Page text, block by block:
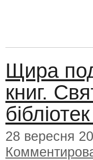
Щира
книг.
28 вересня